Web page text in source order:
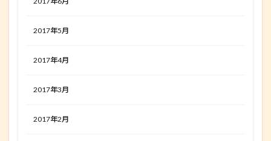
2017年5月
2017年4月
2017年3月
2017年2月